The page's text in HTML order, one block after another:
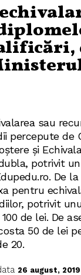
sau
percepute de
şi
potrivit
De
pentru
potrivit
de lei. De
50 de lei
20.
26 august, 2019